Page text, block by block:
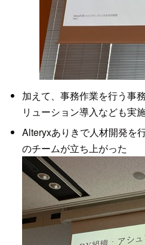
加えて、事務作業を行う事
リューション導入なども実
Alteryxありきで人材開発を
のチームが立ち上がった